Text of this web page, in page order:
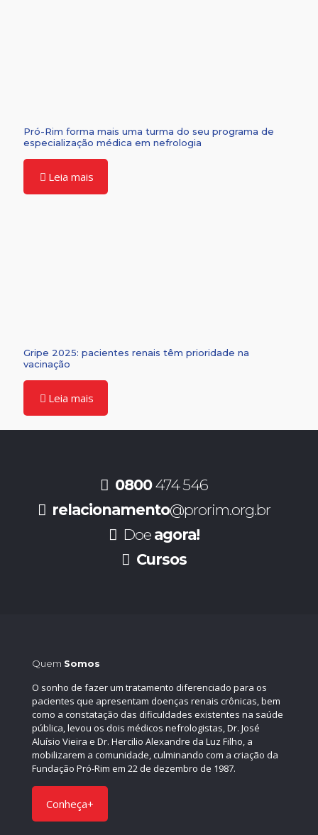
Pró-Rim forma mais uma turma do seu programa de
especialização médica em nefrologia
Leia mais
Gripe 2025: pacientes renais têm prioridade na
vacinação
Leia mais
0800474 546
relacionamento@prorim.org.br
Doe agora!
Cursos
Quem Somos
O sonho de fazer um tratamento diferenciado para os
pacientes que apresentam doenças renais crônicas, bem
como a constatação das dificuldades existentes na saúde
pública, levou os dois médicos nefrologistas, Dr. José
Aluísio Vieira e Dr. Hercilio Alexandre da Luz Filho, a
mobilizarem a comunidade, culminando com a criação da
Fundação Pró-Rim em 22 de dezembro de 1987.
Conheça+